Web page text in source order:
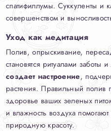
спатифиллумы. Суккуленты и
совершенством и
Уход как медитация
Полив, опрыскивание,
становятся ритуалами заботы
создает настроение,
растения. Правильный полив
здоровье ваших зеленых
и влажность воздуха
природную красоту.